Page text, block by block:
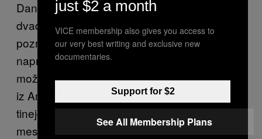
Danas se Instagram modelom smatra žena u
dvadesetim koja se pući i pouzda se u dobro
poznate, većinom muške fotografe da joj
naprave profil. U nekim slučajevima to sve
može da se sruši: Bleeblu, popularni fotograf
iz Amerike je optužen da je naterao jednu
tinejdžerku da se slika gola na javnim
mestima i slike okačio naTumblr(on je javno
just $2 a month
VICE membership also gives you access to
our very best writing and exclusive new
documentaries.
Support for $2
See All Membership Plans